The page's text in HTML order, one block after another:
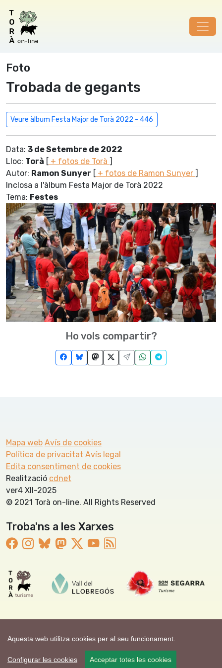
Aquesta web utilitza cookies per al seu funcionament.
Configurar les cookies Acceptar totes les cookies
Foto
Trobada de gegants
Veure àlbum Festa Major de Torà 2022 - 446
Data: 3 de Setembre de 2022
Lloc: Torà [ + fotos de Torà ]
Autor: Ramon Sunyer [ + fotos de Ramon Sunyer ]
Inclosa a l'àlbum Festa Major de Torà 2022
Tema: Festes
Ho vols compartir?
Mapa web Avís de cookies
Política de privacitat Avís legal
Edita consentiment de cookies
Realització cdnet
ver4 XII-2025
© 2021 Torà on-line. All Rights Reserved
Troba'ns a les Xarxes